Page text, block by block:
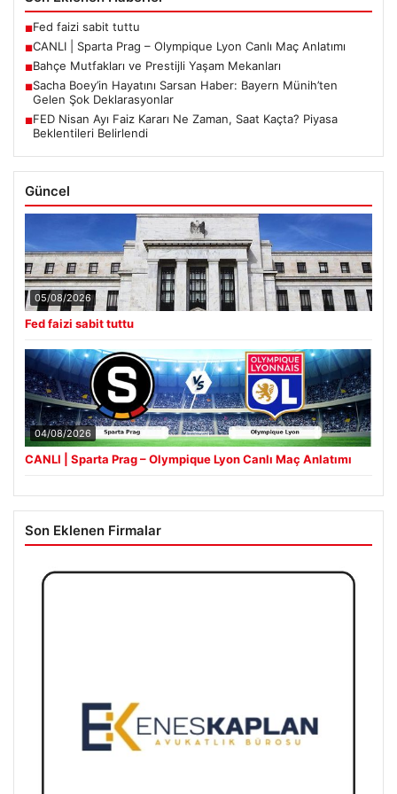
■Fed faizi sabit tuttu
■CANLI | Sparta Prag – Olympique Lyon Canlı Maç Anlatımı
■Bahçe Mutfakları ve Prestijli Yaşam Mekanları
■Sacha Boey’in Hayatını Sarsan Haber: Bayern Münih’ten
Gelen Şok Deklarasyonlar
■FED Nisan Ayı Faiz Kararı Ne Zaman, Saat Kaçta? Piyasa
Beklentileri Belirlendi
Güncel
05/08/2026
Fed faizi sabit tuttu
04/08/2026
CANLI | Sparta Prag – Olympique Lyon Canlı Maç Anlatımı
Son Eklenen Firmalar